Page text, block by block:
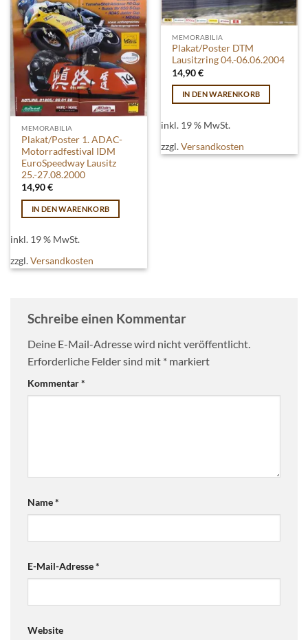
MEMORABILIA
Plakat/Poster 1. ADAC-
Motorradfestival IDM
EuroSpeedway Lausitz
25.-27.08.2000
14,90€
IN DEN WARENKORB
inkl. 19 % MwSt.
zzgl.Versandkosten
MEMORABILIA
Plakat/Poster DTM
Lausitzring 04.-06.06.2004
14,90€
IN DEN WARENKORB
inkl. 19 % MwSt.
zzgl.Versandkosten
Schreibe einen Kommentar
Deine E-Mail-Adresse wird nicht veröffentlicht.
Erforderliche Felder sind mit * markiert
Kommentar*
Name*
E-Mail-Adresse*
Website